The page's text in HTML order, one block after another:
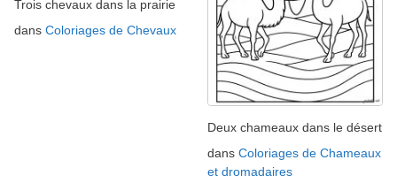
Trois chevaux dans la prairie
dans Coloriages de Chevaux
Deux chameaux dans le désert
dans Coloriages de Chameaux
et dromadaires